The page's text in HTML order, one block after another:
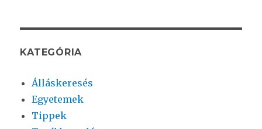
KATEGÓRIA
Álláskeresés
Egyetemek
Tippek